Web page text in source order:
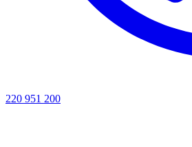
220 951 200